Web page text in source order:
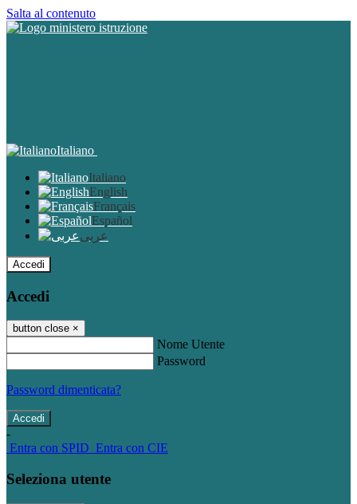
Salta al contenuto
Italiano
Italiano
English
Français
Español
عربى
Accedi
Accedi
button close ×
Nome Utente
Password
Password dimenticata?
-
Entra con SPID Entra con CIE
Seleziona utente